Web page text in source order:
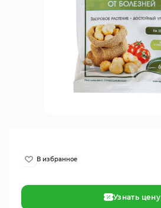
Узнать цену